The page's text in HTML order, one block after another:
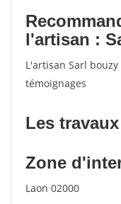
l'artisan :
L'artisan Sarl
témoignages
Les
Zone
Laon 02000